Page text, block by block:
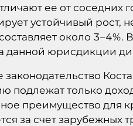
ее от соседних
устойчивый рост,
около 3–4%.
данной юрисдикции
законодательство
подлежат только
преимущество для
за счет